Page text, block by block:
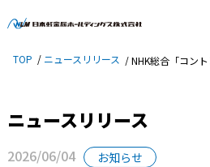
TOP ニュースリリース NHK総合「コン
ニュースリリース
2026/06/04 お知らせ